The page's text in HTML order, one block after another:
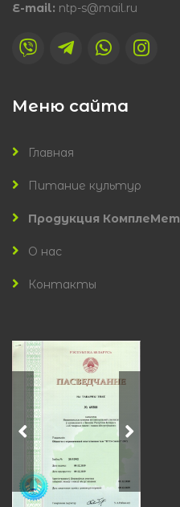
E-mail: ntp-s@mail.ru
Меню сайта
Главная
Питание культур
Продукция КомплеМет
О нас
Контакты